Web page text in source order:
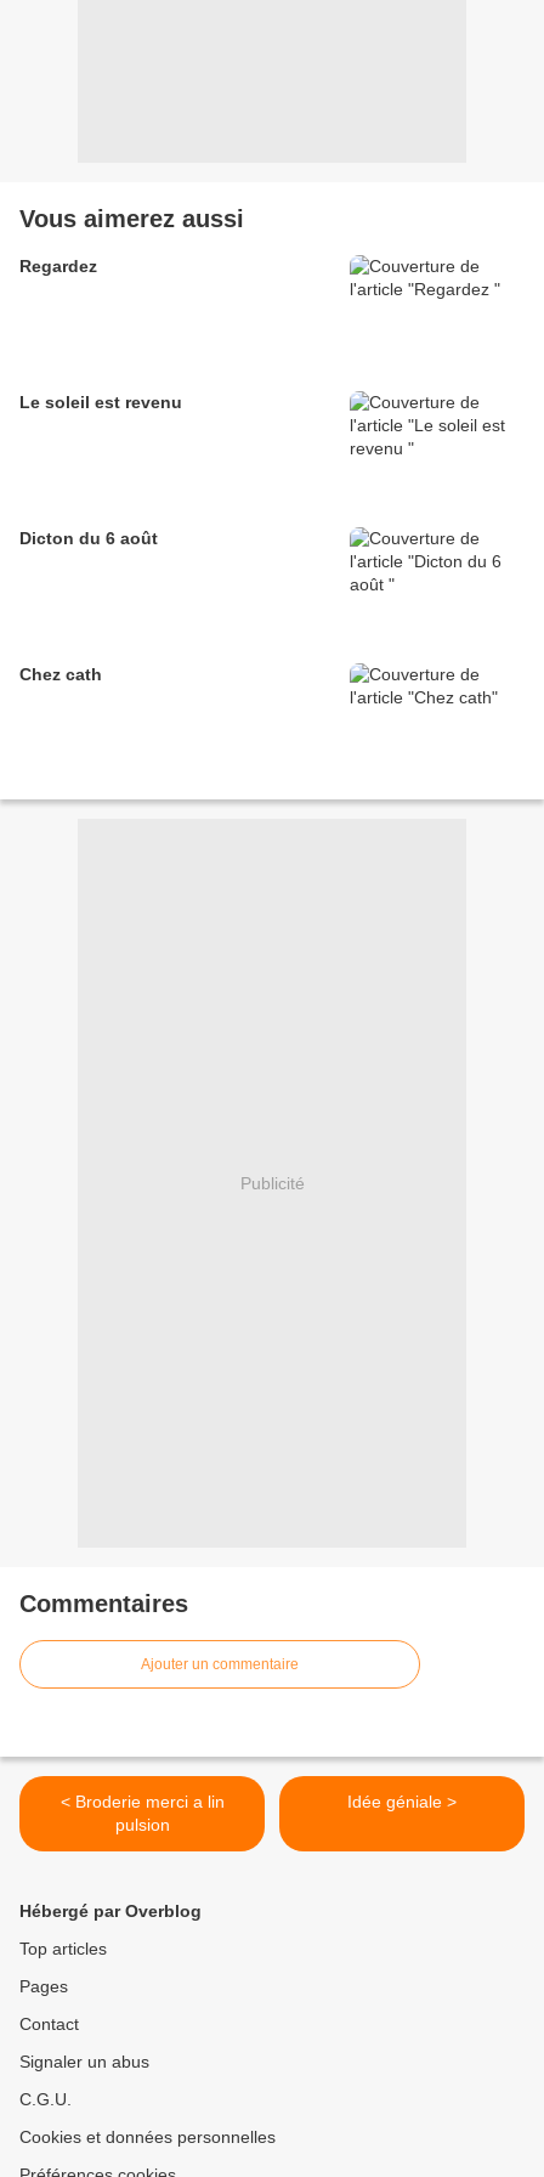
Vous aimerez aussi
Regardez
Le soleil est revenu
Dicton du 6 août
Chez cath
Publicité
Commentaires
Ajouter un commentaire
< Broderie merci a lin
pulsion
Idée géniale >
Hébergé par Overblog
Top articles
Pages
Contact
Signaler un abus
C.G.U.
Cookies et données personnelles